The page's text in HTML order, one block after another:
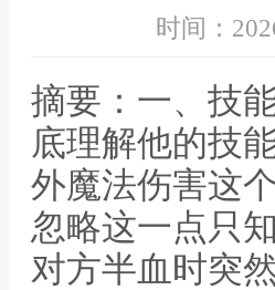
时间：
摘要：一、技
底理解他的技
外魔法伤害这
忽略这一点只
对方半血时突